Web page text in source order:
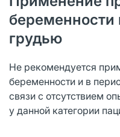
беременности
грудью
Не рекомендуется
беременности и в
связи с отсутствием
у данной категории